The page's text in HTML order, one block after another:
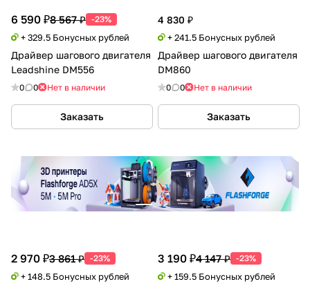
6 590 ₽8 567 ₽ -23%
+ 329.5 Бонусных рублей
Драйвер шагового двигателя
Leadshine DM556
0 0 Нет в наличии
Заказать
4 830 ₽
+ 241.5 Бонусных рублей
Драйвер шагового двигателя
DM860
0 0 Нет в наличии
Заказать
2 970 ₽3 861 ₽ -23%
+ 148.5 Бонусных рублей
3 190 ₽4 147 ₽ -23%
+ 159.5 Бонусных рублей